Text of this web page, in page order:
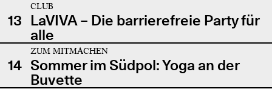
13
CLUB
LaVIVA – Die barrierefreie Party für
alle
14
ZUM MITMACHEN
Sommer im Südpol: Yoga an der
Buvette